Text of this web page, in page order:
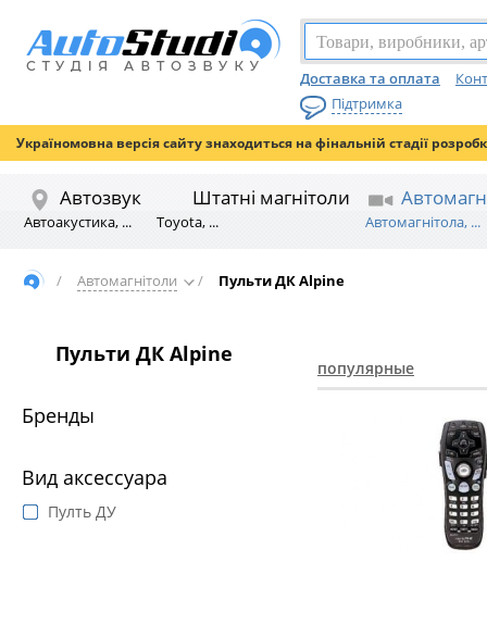
Доставка та оплата
Підтримка
Україномовна версія сайту знаходиться на фінальній стадії
Автозвук
Автоакустика, ...
Штатні магнітоли
Toyota, ... Автомагнітола, ...
/ Автомагнітоли / Пульти ДК Alpine
Пульти ДК Alpine
Бренды
Вид аксессуара
Пулть ДУ
популярные